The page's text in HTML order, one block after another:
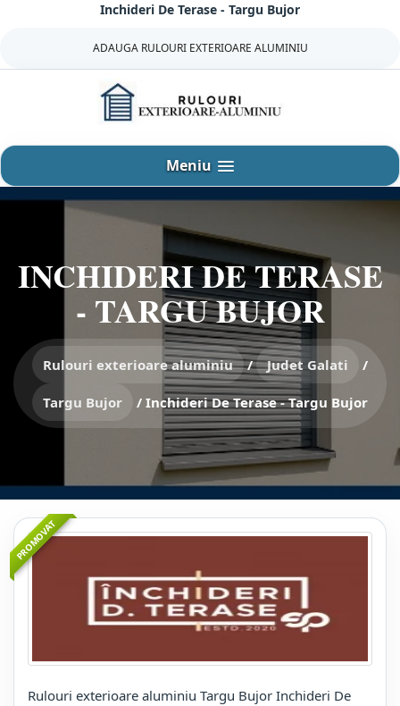
Inchideri De Terase - Targu Bujor
ADAUGA RULOURI EXTERIOARE ALUMINIU
Meniu
INCHIDERI DE TERASE
- TARGU BUJOR
Rulouri exterioare aluminiu / Judet Galati /
Targu Bujor / Inchideri De Terase - Targu Bujor
PROMOVAT
Rulouri exterioare aluminiu Targu Bujor Inchideri De